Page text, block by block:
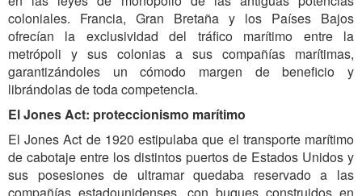
coloniales. Francia, Gran Bretaña y los Países Bajos
ofrecían la exclusividad del tráfico marítimo entre la
metrópoli y sus colonias a sus compañías marítimas,
garantizándoles un cómodo margen de beneficio y
librándolas de toda competencia.
El Jones Act: proteccionismo marítimo
El Jones Act de 1920 estipulaba que el transporte marítimo
de cabotaje entre los distintos puertos de Estados Unidos y
sus posesiones de ultramar quedaba reservado a las